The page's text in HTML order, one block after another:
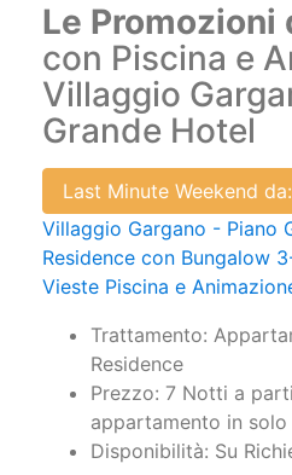
Le Promozioni
con Piscina e
Villaggio
Grande Hotel
Last Minute Weekend
Villaggio Gargano - Piano
Residence con Bungalow
Vieste Piscina e
Trattamento:
Residence
Prezzo: 7 Notti a
appartamento in
Disponibilità: Su